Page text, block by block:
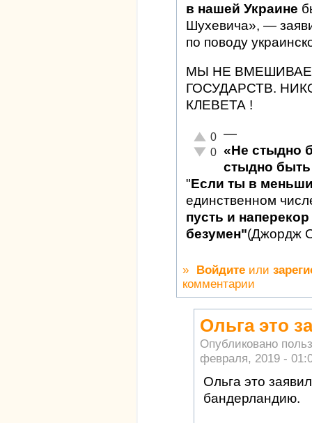
в нашей Украине
Шухевича», —
по поводу
МЫ НЕ
ГОСУДАРСТВ.
КЛЕВЕТА !
Отлично!
0
Неадекватно!
0
—
«Не стыдно
стыдно быть
"Если ты в
единственном
пусть и
безумен"(Джордж
» Войдите или
комментарии
Ольга это
Опубликовано
февраля, 2019 -
Ольга это
бандерландию.